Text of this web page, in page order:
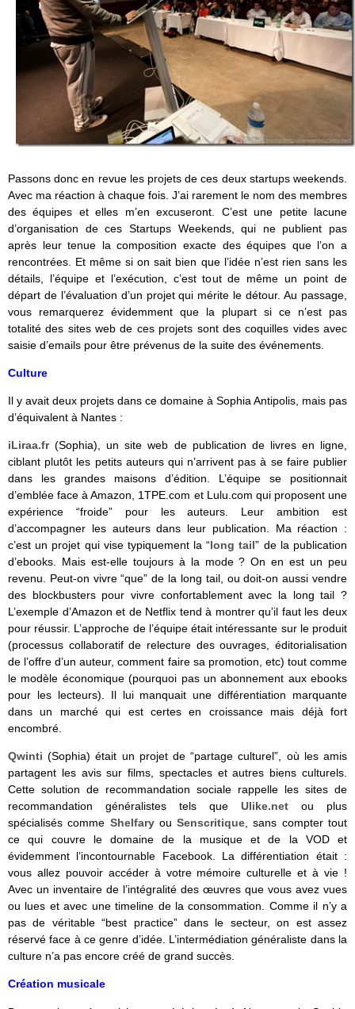
Passons donc en revue les projets de ces deux startups weekends.
Avec ma réaction à chaque fois. J’ai rarement le nom des membres
des équipes et elles m’en excuseront. C’est une petite lacune
d’organisation de ces Startups Weekends, qui ne publient pas
après leur tenue la composition exacte des équipes que l’on a
rencontrées. Et même si on sait bien que l’idée n’est rien sans les
détails, l’équipe et l’exécution, c’est tout de même un point de
départ de l’évaluation d’un projet qui mérite le détour. Au passage,
vous remarquerez évidemment que la plupart si ce n’est pas
totalité des sites web de ces projets sont des coquilles vides avec
saisie d’emails pour être prévenus de la suite des événements.
Culture
Il y avait deux projets dans ce domaine à Sophia Antipolis, mais pas
d’équivalent à Nantes :
iLiraa.fr (Sophia), un site web de publication de livres en ligne,
ciblant plutôt les petits auteurs qui n’arrivent pas à se faire publier
dans les grandes maisons d’édition. L’équipe se positionnait
d’emblée face à Amazon, 1TPE.com et Lulu.com qui proposent une
expérience “froide” pour les auteurs. Leur ambition est
d’accompagner les auteurs dans leur publication. Ma réaction :
c’est un projet qui vise typiquement la “long tail” de la publication
d’ebooks. Mais est-elle toujours à la mode ? On en est un peu
revenu. Peut-on vivre “que” de la long tail, ou doit-on aussi vendre
des blockbusters pour vivre confortablement avec la long tail ?
L’exemple d’Amazon et de Netflix tend à montrer qu’il faut les deux
pour réussir. L’approche de l’équipe était intéressante sur le produit
(processus collaboratif de relecture des ouvrages, éditorialisation
de l’offre d’un auteur, comment faire sa promotion, etc) tout comme
le modèle économique (pourquoi pas un abonnement aux ebooks
pour les lecteurs). Il lui manquait une différentiation marquante
dans un marché qui est certes en croissance mais déjà fort
encombré.
Qwinti (Sophia) était un projet de “partage culturel”, où les amis
partagent les avis sur films, spectacles et autres biens culturels.
Cette solution de recommandation sociale rappelle les sites de
recommandation généralistes tels que Ulike.net ou plus
spécialisés comme ShelfaryouSenscritique, sans compter tout
ce qui couvre le domaine de la musique et de la VOD et
évidemment l’incontournable Facebook. La différentiation était :
vous allez pouvoir accéder à votre mémoire culturelle et à vie !
Avec un inventaire de l’intégralité des œuvres que vous avez vues
ou lues et avec une timeline de la consommation. Comme il n’y a
pas de véritable “best practice” dans le secteur, on est assez
réservé face à ce genre d’idée. L’intermédiation généraliste dans la
culture n’a pas encore créé de grand succès.
Création musicale